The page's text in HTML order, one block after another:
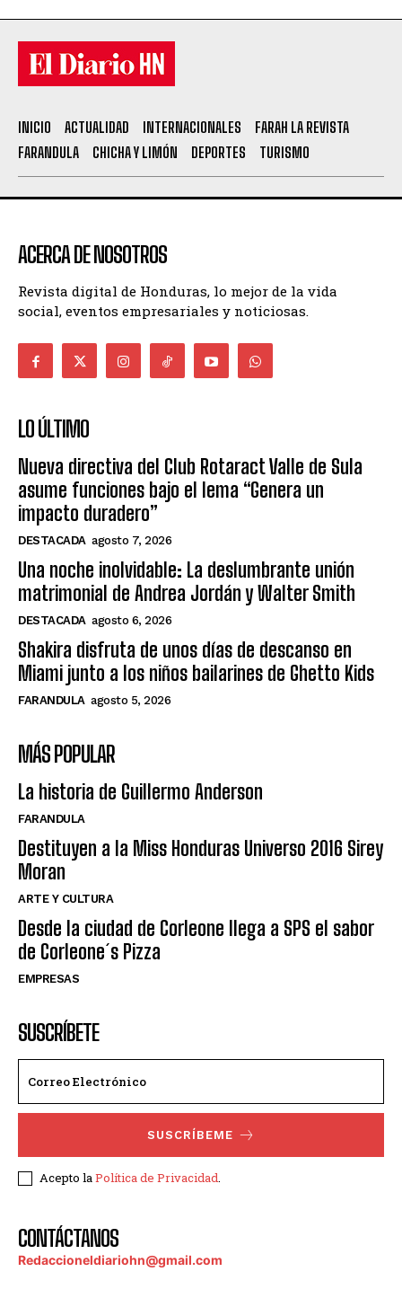
INICIO ACTUALIDAD INTERNACIONALES
FARAH LA REVISTA
FARANDULA
CHICHA Y LIMÓN DEPORTES TURISMO
ACERCA DE NOSOTROS
Revista digital de Honduras, lo mejor de la vida
social, eventos empresariales y noticiosas.
LO ÚLTIMO
Nueva directiva del Club Rotaract Valle de Sula
asume funciones bajo el lema “Genera un
impacto duradero”
DESTACADA agosto 7, 2026
Una noche inolvidable: La deslumbrante unión
matrimonial de Andrea Jordán y Walter Smith
DESTACADA agosto 6, 2026
Shakira disfruta de unos días de descanso en
Miami junto a los niños bailarines de Ghetto Kids
FARANDULA agosto 5, 2026
MÁS POPULAR
La historia de Guillermo Anderson
FARANDULA
Destituyen a la Miss Honduras Universo 2016 Sirey
Moran
ARTE Y CULTURA
Desde la ciudad de Corleone llega a SPS el sabor
de Corleone´s Pizza
EMPRESAS
SUSCRÍBETE
SUSCRÍBEME
Acepto laPolítica de Privacidad.
CONTÁCTANOS
Redaccioneldiariohn@gmail.com